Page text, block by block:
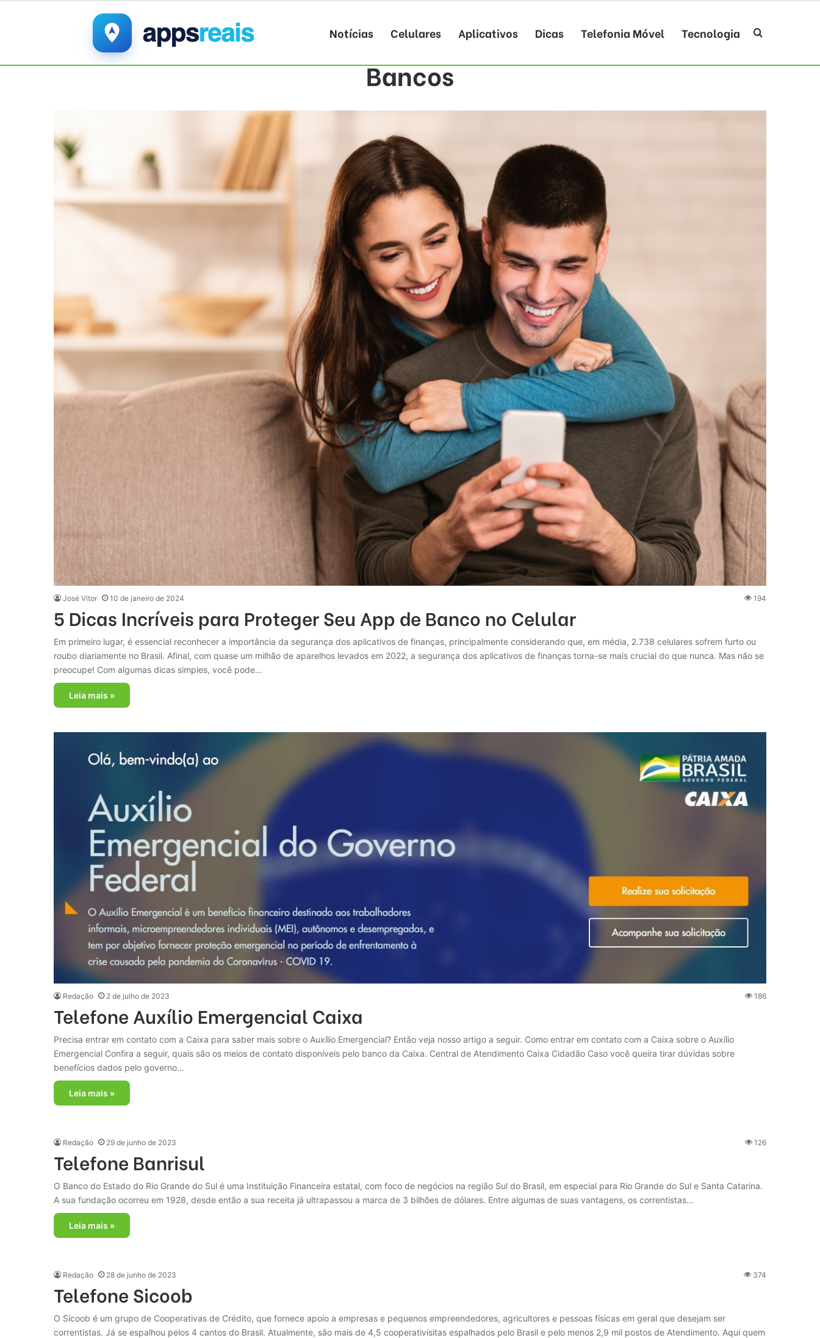
Notícias Celulares Aplicativos Dicas Telefonia Móvel Tecnologia Procurar por
Bancos
José Vitor 10 de janeiro de 2024 194
5 Dicas Incríveis para Proteger Seu App de Banco no Celular
Em primeiro lugar, é essencial reconhecer a importância da segurança dos aplicativos de finanças, principalmente considerando que, em média, 2.738 celulares sofrem furto ou
roubo diariamente no Brasil. Afinal, com quase um milhão de aparelhos levados em 2022, a segurança dos aplicativos de finanças torna-se mais crucial do que nunca. Mas não se
preocupe! Com algumas dicas simples, você pode…
Leia mais »
Redação 2 de julho de 2023 186
Telefone Auxílio Emergencial Caixa
Precisa entrar em contato com a Caixa para saber mais sobre o Auxílio Emergencial? Então veja nosso artigo a seguir. Como entrar em contato com a Caixa sobre o Auxílio
Emergencial Confira a seguir, quais são os meios de contato disponíveis pelo banco da Caixa. Central de Atendimento Caixa Cidadão Caso você queira tirar dúvidas sobre
benefícios dados pelo governo…
Leia mais »
Redação 29 de junho de 2023 126
Telefone Banrisul
O Banco do Estado do Rio Grande do Sul é uma Instituição Financeira estatal, com foco de negócios na região Sul do Brasil, em especial para Rio Grande do Sul e Santa Catarina.
A sua fundação ocorreu em 1928, desde então a sua receita já ultrapassou a marca de 3 bilhões de dólares. Entre algumas de suas vantagens, os correntistas…
Leia mais »
Redação 28 de junho de 2023 374
Telefone Sicoob
O Sicoob é um grupo de Cooperativas de Crédito, que fornece apoio a empresas e pequenos empreendedores, agricultores e pessoas físicas em geral que desejam ser
correntistas. Já se espalhou pelos 4 cantos do Brasil. Atualmente, são mais de 4,5 cooperativisitas espalhados pelo Brasil e pelo menos 2,9 mil postos de Atendimento. Aqui quem